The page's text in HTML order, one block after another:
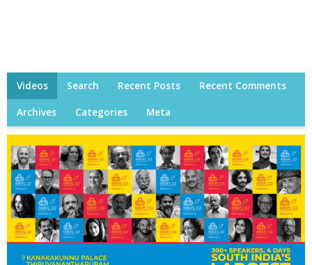
Videos Search Recent Posts Recent Comments
Archives Categories Meta